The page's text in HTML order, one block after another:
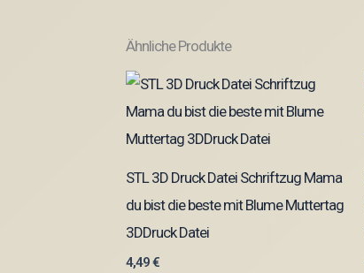
Ähnliche Produkte
STL 3D Druck Datei Schriftzug Mama
du bist die beste mit Blume Muttertag
3DDruck Datei
4,49€